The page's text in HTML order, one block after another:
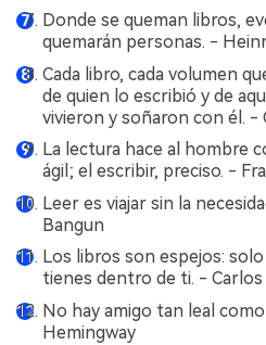
Donde se queman libros,
quemarán personas. -
Cada libro, cada volumen
de quien lo escribió y de
vivieron y soñaron con él. -
La lectura hace al hombre
ágil; el escribir, preciso. -
Leer es viajar sin la
Bangun
Los libros son espejos:
tienes dentro de ti. - Carlos
No hay amigo tan leal
Hemingway